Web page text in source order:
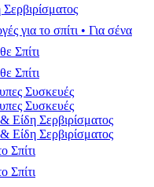
για το σπίτι • Για σένα
Σπίτι
Σπίτι
Συσκευές
Συσκευές
Είδη Σερβιρίσματος
Είδη Σερβιρίσματος
Σπίτι
Σπίτι